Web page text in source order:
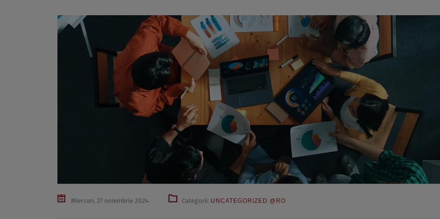
Miercuri, 27 noiembrie 2024 Categorii: UNCATEGORIZED @RO